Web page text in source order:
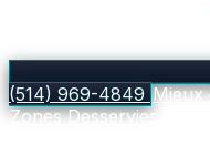
(514) 969-4849 Mieux
Zones Desservies